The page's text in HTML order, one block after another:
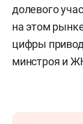
долевого
на этом
цифры
минстроя и